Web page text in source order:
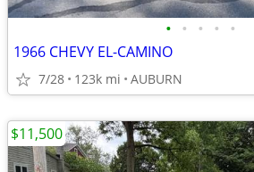
• • • • •
1966 CHEVY EL-CAMINO
7/28 123k mi AUBURN
$11,500